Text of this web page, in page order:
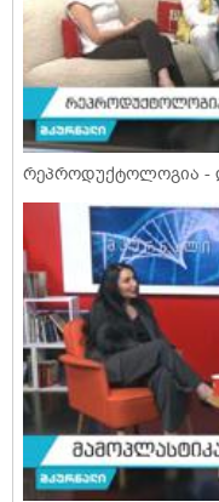
რეპროდუქტოლოგია -